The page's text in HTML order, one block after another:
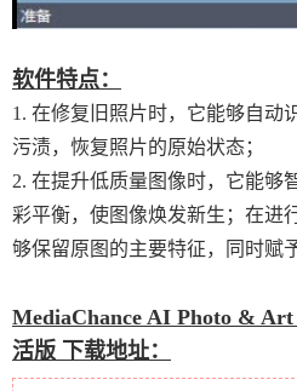
软件特点：
1. 在修复旧照片时，它能够自动
污渍，恢复照片的原始状态；
2. 在提升低质量图像时，它能够
彩平衡，使图像焕发新生；在进
够保留原图的主要特征，同时赋
MediaChance AI Photo &
活版 下载地址：